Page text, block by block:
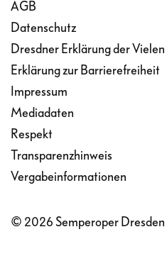
AGB
Datenschutz
Dresdner Erklärung der Vielen
Erklärung zur Barrierefreiheit
Impressum
Mediadaten
Respekt
Transparenzhinweis
Vergabeinformationen
© 2026 Semperoper Dresden